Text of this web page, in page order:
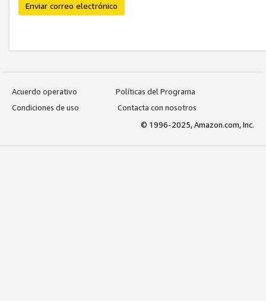
Enviar correo electrónico
Acuerdo operativo
Políticas del Programa
Condiciones de uso
Contacta con nosotros
© 1996-2025, Amazon.com, Inc.